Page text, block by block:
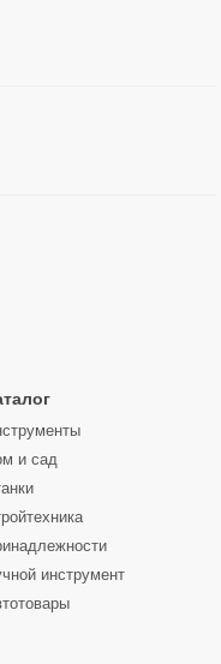
и сад
инструмент